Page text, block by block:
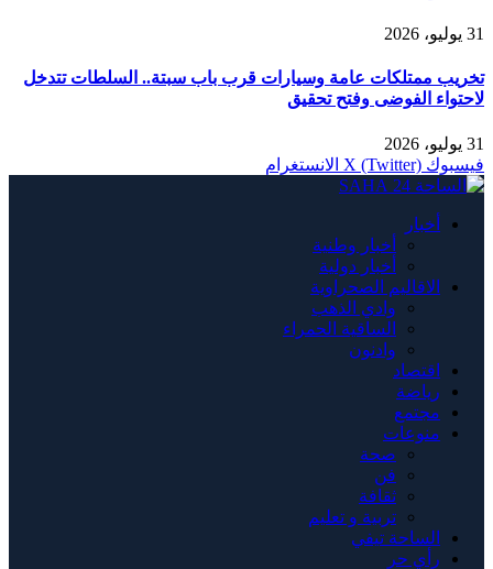
31 يوليو، 2026
تخريب ممتلكات عامة وسيارات قرب باب سبتة.. السلطات تتدخل
لاحتواء الفوضى وفتح تحقيق
31 يوليو، 2026
فيسبوك X (Twitter) الانستغرام
أخبار
أخبار وطنية
أخبار دولية
الاقاليم الصحراوية
وادي الذهب
الساقية الحمراء
وادنون
اقتصاد
رياضة
مجتمع
منوعات
صحة
فن
ثقافة
تربية و تعليم
الساحة تيفي
رأي حر